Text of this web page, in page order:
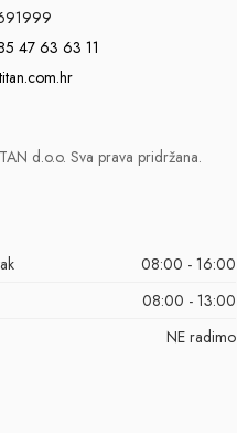
47 63 63 11
d.o.o. Sva prava pridržana.
08:00 - 16:00
08:00 - 13:00
NE radimo